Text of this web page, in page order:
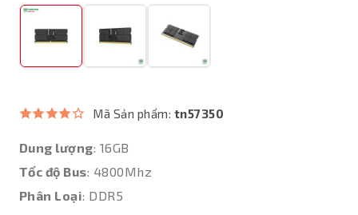
Mã Sản phẩm: tn57350
Dung lượng: 16GB
Tốc độ Bus: 4800Mhz
Phân Loại: DDR5